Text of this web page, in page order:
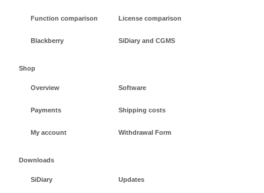
Function comparison License comparison
Blackberry SiDiary and CGMS
Shop
Overview Software
Payments Shipping costs
My account Withdrawal Form
Downloads
SiDiary Updates